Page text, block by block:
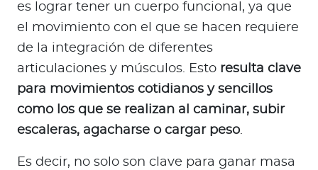
es lograr tener un cuerpo funcional, ya que
el movimiento con el que se hacen requiere
de la integración de diferentes
articulaciones y músculos. Esto resulta clave
para movimientos cotidianos y sencillos
como los que se realizan al caminar, subir
escaleras, agacharse o cargar peso.
Es decir, no solo son clave para ganar masa